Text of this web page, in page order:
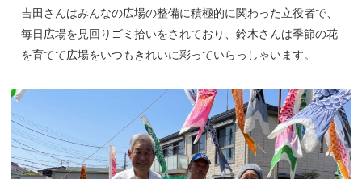
吉田さんはみんなの広場の整備に積極的に関わった立役者で、
毎日広場を見回りゴミ拾いをされており、鈴木さんは季節の花
を育てて広場をいつもきれいに彩っていらっしゃいます。